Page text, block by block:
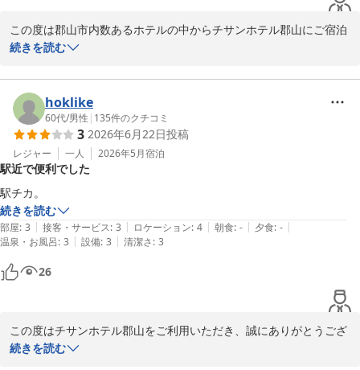
この度は郡山市内数あるホテルの中からチサンホテル郡山にご宿泊
いただき誠にありがとうございます。
朝食バイキングにつきましては大変嬉しいお言葉を頂戴し重ねて御
礼申し上げます。
当ホテルの朝食は家庭的ながらも地元食材を多く使用しており、多
くのお客様からご好評をいただいております。ご満足いただけたよ
うで、スタッフ一同大変励みになります。
また次回郡山にお越しの際は、ぜひ当ホテルをご利用いただけます
と幸いです。
スタッフ一同心よりお待ち申し上げております。
チサンホテル郡山　福重
チサンホテル郡山
続きを読む
hoklike
60代/男性 | 135件のクチコミ
3 2026年6月22日投稿
レジャー 一人 2026年5月宿泊
駅近で便利でした
駅チカ。
続きを読む
部屋: 3 | 接客・サービス: 3 | ロケーション: 4 | 朝食: - | 夕食: - |
温泉・お風呂: 3 | 設備: 3 | 清潔さ: 3
26
この度はチサンホテル郡山をご利用いただき、誠にありがとうござ
いました。
続きを読む